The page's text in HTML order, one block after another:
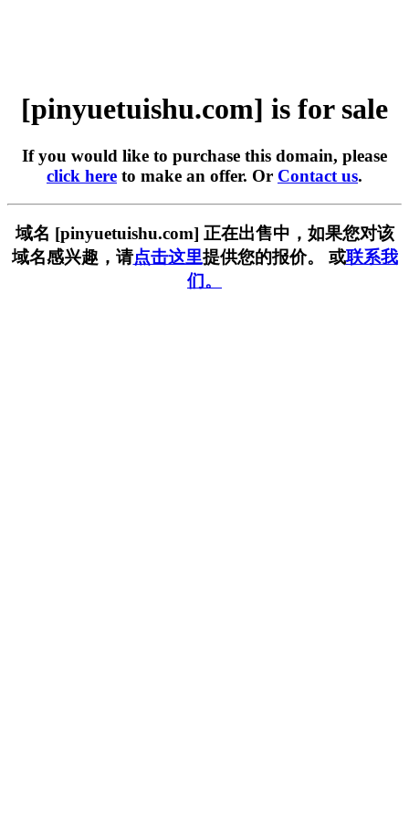
[pinyuetuishu.com] is for sale
If you would like to purchase this domain, please
click here to make an offer. Or Contact us.
域名 [pinyuetuishu.com] 正在出售中，如果您对该
域名感兴趣，请点击这里提供您的报价。 或联系我
们。